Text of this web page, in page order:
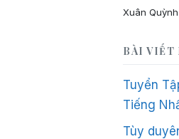
Xuân Quỳnh
BÀI VIẾT
Tuyển
Tiếng
Tùy